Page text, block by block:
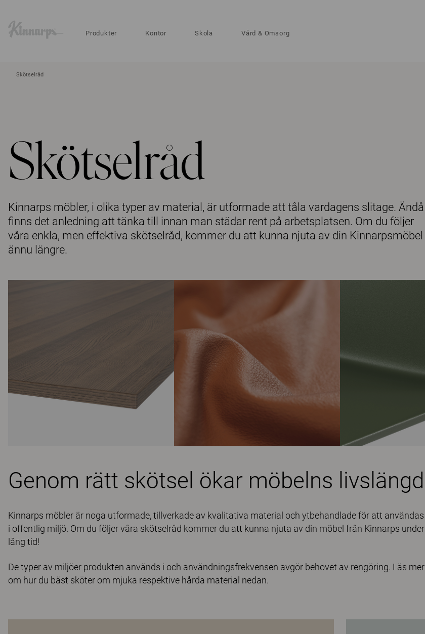
Produkter Kontor Skola Vård & Omsorg
Skötselråd
Skötselråd
Kinnarps möbler, i olika typer av material, är utformade att tåla vardagens slitage. Ändå
finns det anledning att tänka till innan man städar rent på arbetsplatsen. Om du följer
våra enkla, men effektiva skötselråd, kommer du att kunna njuta av din Kinnarpsmöbel
ännu längre.
Genom rätt skötsel ökar möbelns livslängd
Kinnarps möbler är noga utformade, tillverkade av kvalitativa material och ytbehandlade för att användas
i offentlig miljö. Om du följer våra skötselråd kommer du att kunna njuta av din möbel från Kinnarps under
lång tid!
De typer av miljöer produkten används i och användningsfrekvensen avgör behovet av rengöring. Läs mer
om hur du bäst sköter om mjuka respektive hårda material nedan.